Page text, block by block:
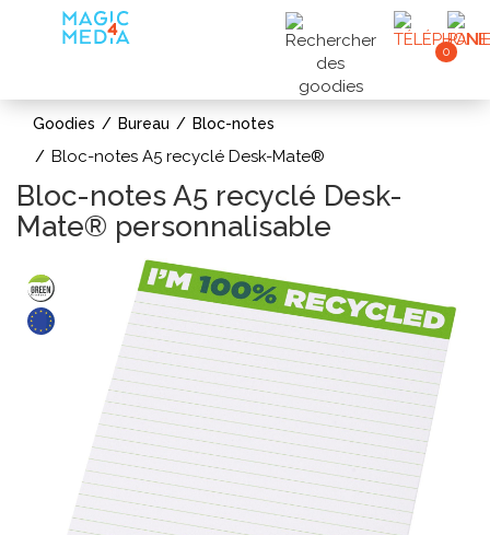
0
Goodies Bureau Bloc-notes
Bloc-notes A5 recyclé Desk-Mate®
Bloc-notes A5 recyclé Desk-
Mate® personnalisable